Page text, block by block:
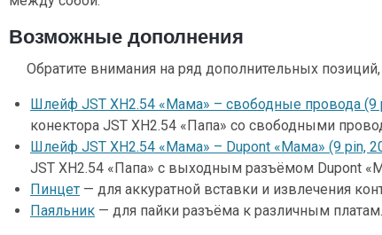
Возможные дополнения
Обратите внимания на ряд дополнительных
Шлейф JST XH2.54 «Мама» – свободные провода (9
конектора JST XH2.54 «Папа» со свободными
Шлейф JST XH2.54 «Мама» – Dupont «Мама» (9 pin,
JST XH2.54 «Папа» с выходным разъёмом Dupont
Пинцет — для аккуратной вставки и извлечения
Паяльник — для пайки разъёма к различным платам.